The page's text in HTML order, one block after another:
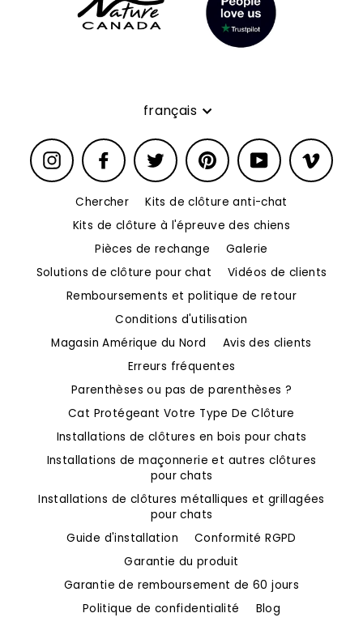
Langue
français
Instagram Facebook Twitter Pinterest YouTube Vimeo
Chercher
Kits de clôture anti-chat
Kits de clôture à l'épreuve des chiens
Pièces de rechange
Galerie
Solutions de clôture pour chat
Vidéos de clients
Remboursements et politique de retour
Conditions d'utilisation
Magasin Amérique du Nord
Avis des clients
Erreurs fréquentes
Parenthèses ou pas de parenthèses ?
Cat Protégeant Votre Type De Clôture
Installations de clôtures en bois pour chats
Installations de maçonnerie et autres clôtures
pour chats
Installations de clôtures métalliques et grillagées
pour chats
Guide d'installation
Conformité RGPD
Garantie du produit
Garantie de remboursement de 60 jours
Politique de confidentialité
Blog